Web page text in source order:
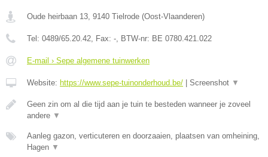
Oude heirbaan 13 9140 Tielrode (Oost-Vlaanderen)
Tel: 0489/65.20.42 , Fax: - , BTW-nr: BE 0780.421.022
E-mail › Sepe algemene tuinwerken
Website: https://www.sepe-tuinonderhoud.be/ Screenshot ▼
Geen zin om al die tijd aan je tuin te besteden wanneer je zoveel
andere ▼
Aanleg gazon, verticuteren en doorzaaien, plaatsen van omheining,
Hagen ▼